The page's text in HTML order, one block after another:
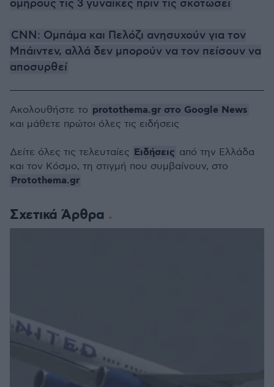
ομήρους τις 3 γυναίκες πριν τις σκοτώσει
CNN: Ομπάμα και Πελόζι ανησυχούν για τον
Μπάιντεν, αλλά δεν μπορούν να τον πείσουν να
αποσυρθεί
Σχετικά Άρθρα
Ακολουθήστε το protothema.gr στο Google News
και μάθετε πρώτοι όλες τις ειδήσεις
Δείτε όλες τις τελευταίες Ειδήσεις από την Ελλάδα
και τον Κόσμο, τη στιγμή που συμβαίνουν, στο
Protothema.gr